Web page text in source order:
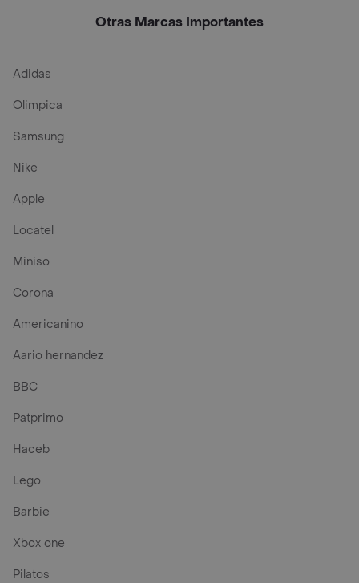
SPF 50+
Otras Marcas Importantes
Adidas
Olimpica
Samsung
Nike
Apple
Locatel
Miniso
Corona
Americanino
Aario hernandez
BBC
Patprimo
Haceb
Lego
Barbie
Xbox one
Pilatos